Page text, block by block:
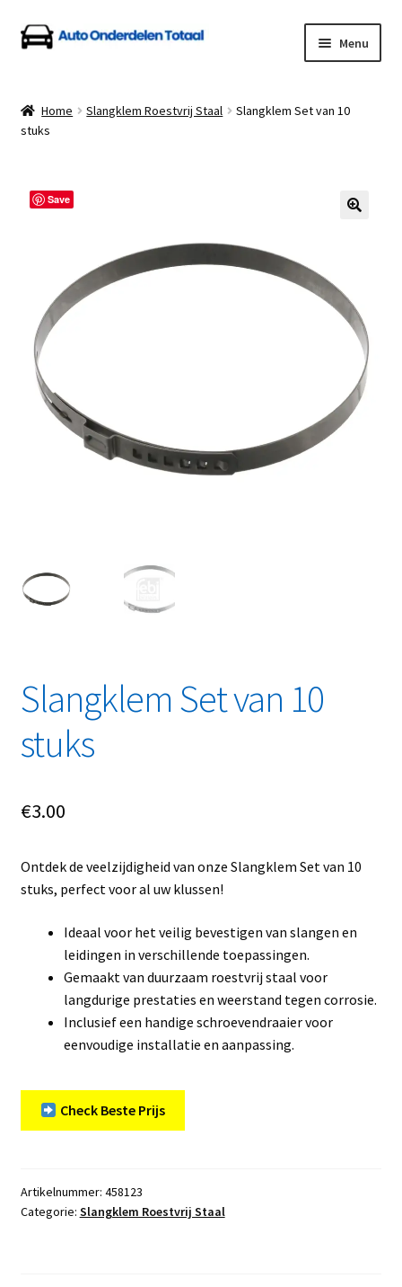
Ga
door
navigatie
Ga
naar
inhoud
Menu
Algemene Voorwaarden
Contact
Klantenservice
Linkpartners
Privacybeleid
Videos
Winkelwagen
Home Slangklem Roestvrij Staal
Slangklem Set van 10
stuks
Save
Slangklem Set van 10
stuks
€3.00
Ontdek de veelzijdigheid van onze Slangklem Set van 10
stuks, perfect voor al uw klussen!
Ideaal voor het veilig bevestigen van slangen en
leidingen in verschillende toepassingen.
Gemaakt van duurzaam roestvrij staal voor
langdurige prestaties en weerstand tegen corrosie.
Inclusief een handige schroevendraaier voor
eenvoudige installatie en aanpassing.
Check Beste Prijs
Artikelnummer: 458123
Categorie: Slangklem Roestvrij Staal